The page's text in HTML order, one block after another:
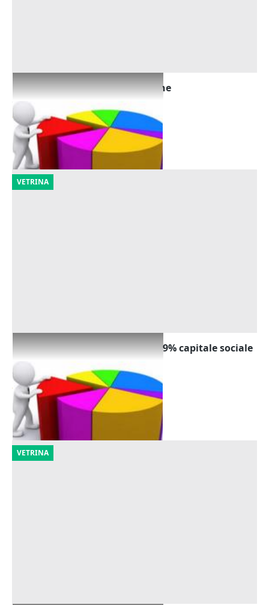
Cessione quote di partecipazione
Monte Castello di Vibio (Perugia)
29.869 €
22/10/2026
VETRINA
Cessione quota partecipazione 9% capitale sociale
Agricola Poggio San Quirico srl
Monte Castello di Vibio (Perugia)
Offerta minima
25.313 €
22/10/2026
VETRINA